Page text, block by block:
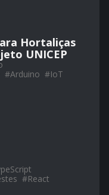
Hortaliças
UNICEP
#Arduino #IoT
#React